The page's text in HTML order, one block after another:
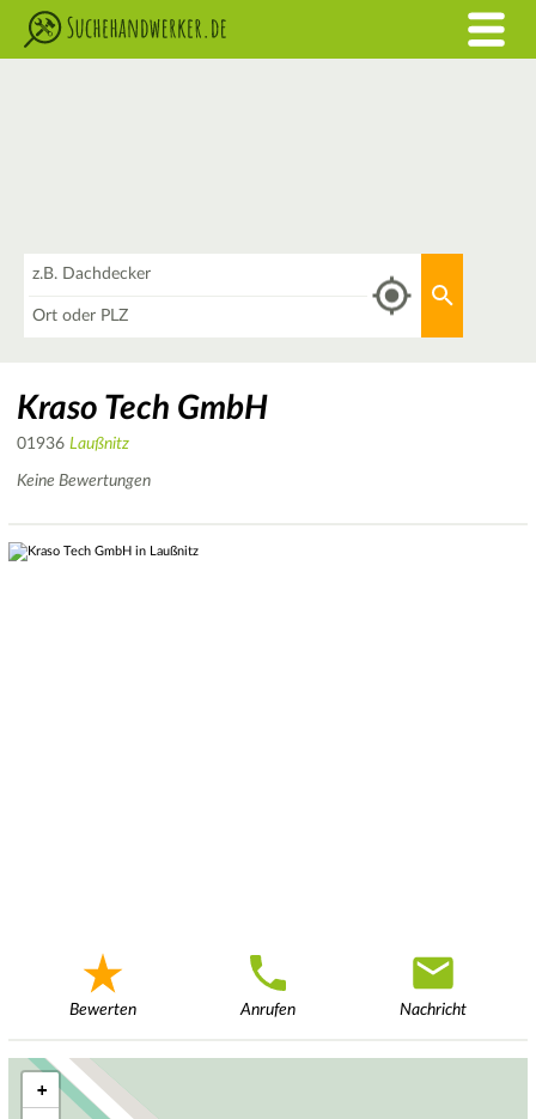
Kraso Tech GmbH
01936 Laußnitz
Keine Bewertungen
Bewerten Anrufen Nachricht
+